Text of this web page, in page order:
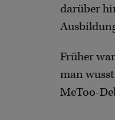
darüber
Früher
man
MeToo-